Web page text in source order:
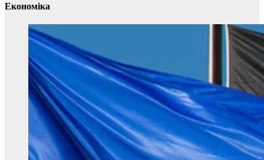
Економіка